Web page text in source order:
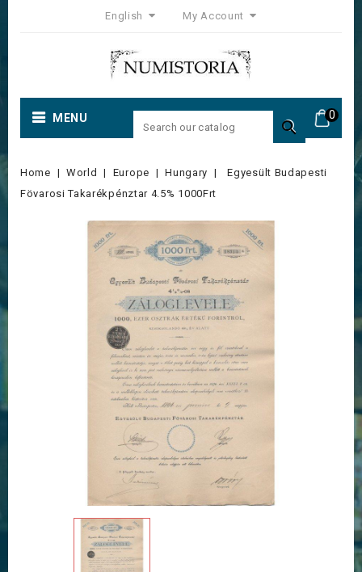
English My Account
0
MENU 
Home World Europe Hungary
Egyesült Budapesti
Fövarosi Takarékpénztar 4.5% 1000Frt